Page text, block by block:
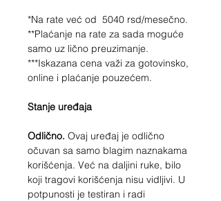
*Na rate već od 5040 rsd/mesečno.
**Plaćanje na rate za sada moguće
samo uz lično preuzimanje.
***Iskazana cena važi za gotovinsko,
online i plaćanje pouzećem.
Stanje uređaja
Odlično. Ovaj uređaj je odlično
očuvan sa samo blagim naznakama
korišćenja. Već na daljini ruke, bilo
koji tragovi korišćenja nisu vidljivi. U
potpunosti je testiran i radi